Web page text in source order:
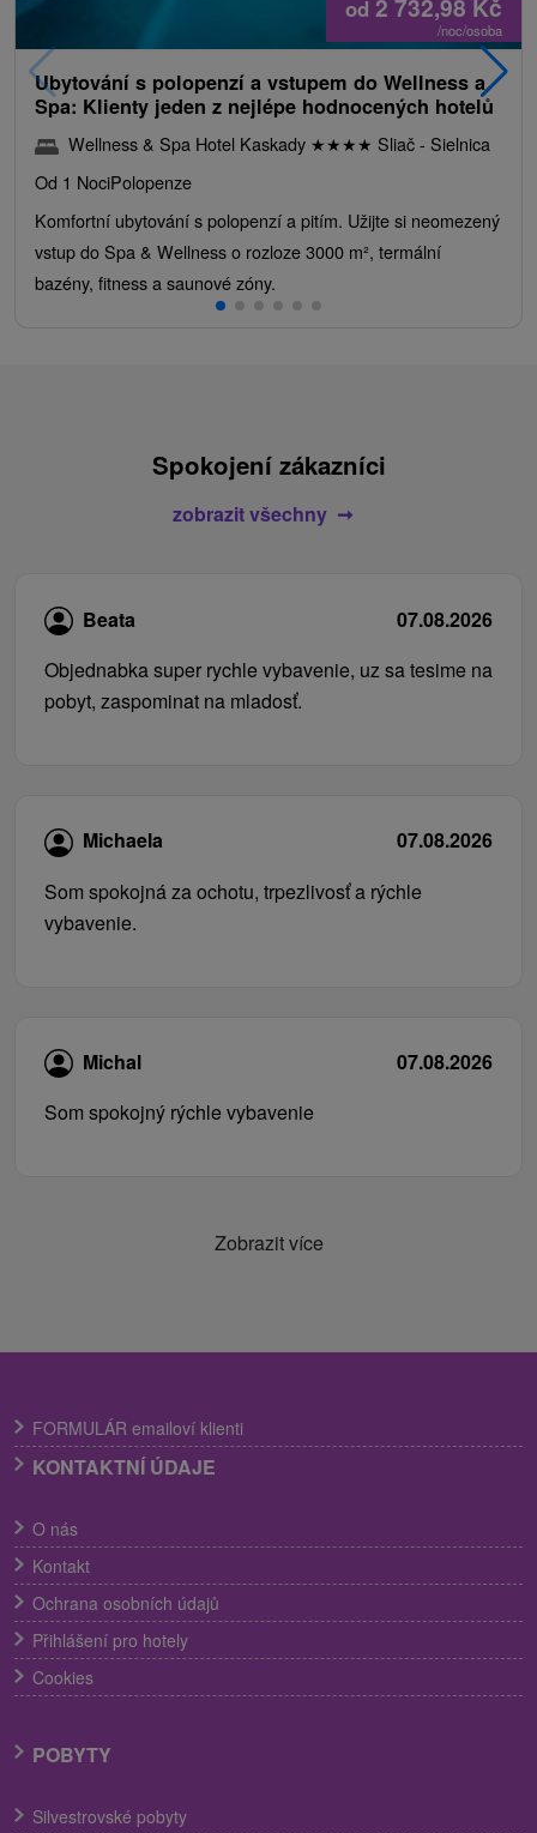
od 2 732,98 Kč
/noc/osoba
Ubytování s polopenzí a vstupem do Wellness a
Spa: Klienty jeden z nejlépe hodnocených hotelů
Wellness & Spa Hotel Kaskady ★★★★ Sliač - Sielnica
Od 1 NociPolopenze
Komfortní ubytování s polopenzí a pitím. Užijte si neomezený
vstup do Spa & Wellness o rozloze 3000 m², termální
bazény, fitness a saunové zóny.
Spokojení zákazníci
zobrazit všechny
Beata
07.08.2026
Objednabka super rychle vybavenie, uz sa tesime na
pobyt, zaspominat na mladosť.
Michaela
07.08.2026
Som spokojná za ochotu, trpezlivosť a rýchle
vybavenie.
Michal
07.08.2026
Som spokojný rýchle vybavenie
Zobrazit více
FORMULÁR emailoví klienti
KONTAKTNÍ ÚDAJE
O nás
Kontakt
Ochrana osobních údajů
Přihlášení pro hotely
Cookies
POBYTY
Silvestrovské pobyty